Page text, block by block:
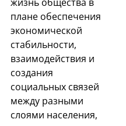
плане обеспечения
экономической
стабильности,
взаимодействия и
создания
социальных связей
между разными
слоями населения,